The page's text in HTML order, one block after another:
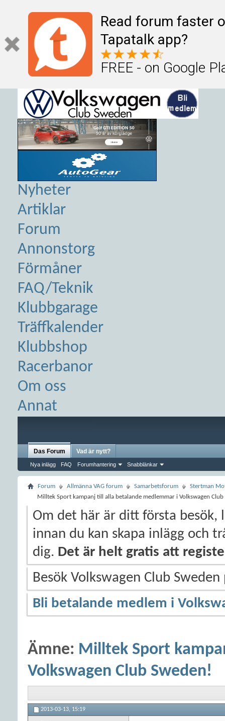
Read forum faster
Tapatalk app?
FREE - on Google
Nyheter
Artiklar
Forum
Annonstorg
Förmåner
FAQ/Teknik
Klubbgarage
Träffkalender
Klubbshop
Racerbanor
Om oss
Annat
Das Forum
Nya inlägg FAQ Forumhantering Snabblänkar
Vad är nytt?
Forum Allmänna VAG forum Samarbetsforum
Stertman
Milltek Sport kampanj till alla betalande medlemmar i Volkswagen Club
Om det här är ditt första besök,
innan du kan skapa inlägg och
dig. Det är helt gratis att
Besök Volkswagen Club
Bli betalande medlem i
Ämne: Milltek Sport
Volkswagen Club Sweden!
2013-03-13, 15:19